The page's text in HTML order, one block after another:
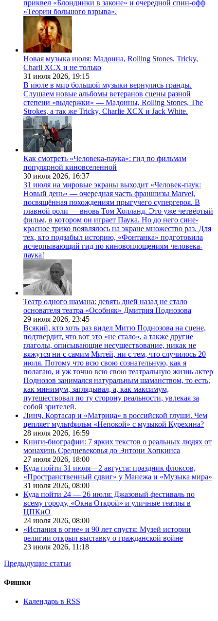
приквел «Блондинки в законе» и очередной спин-офф
«Теории большого взрыва».
Новая музыка июля: Мадонна, Rolling Stones, Tricky,
Charli XCX и не только
31 июля 2026, 19:15
В июле в мир большой музыки вернулись гранды.
Слушаем новые альбомы ветеранов сцены разной
степени «выдержки» — Мадонны, Rolling Stones, The
Strokes, а так же Tricky, Charlie XCX и Jack White.
Как смотреть «Человека-паука»: гид по фильмам
популярной киновселенной
30 июля 2026, 16:37
31 июля на мировые экраны выходит «Человек-паук:
Новый день» — очередная часть франшизы Marvel,
посвящённая похождениям прыгучего супергероя. В
главной роли — вновь Том Холланд. Это уже четвёртый
фильм, в котором он играет Паука. Но до него сине-
красное трико появлялось на экране множество раз. Для
тех, кто подзабыл историю, «Фонтанка» подготовила
исчерпывающий гид по киновоплощениям человека-
паука!
Театр одного шамана: девять дней назад не стало
основателя театра «Особняк» Дмитрия Поднозова
29 июля 2026, 23:45
Всякий, кто хоть раз видел Митю Поднозова на сцене,
подтвердит, что вот это «не стало», а также другие
глаголы, описывающие несуществование, никак не
вяжутся ни с самим Митей, ни с тем, что случилось 20
июля. Потому что всю свою сознательную, как я
полагаю, и уж точно всю свою театральную жизнь актер
Поднозов занимался натуральным шаманством, то есть,
как минимум, заглядывал, а, как максимум,
путешествовал по ту сторону реальности, увлекая за
собой зрителей.
Линч, Кортасар и «Матрица» в российской глуши. Чем
цепляет мультфильм «Непокой» с музыкой Курехина?
28 июля 2026, 16:59
Книги-биографии: 7 ярких текстов о реальных людях от
монахинь Средневековья до Энтони Хопкинса
27 июля 2026, 18:00
Куда пойти 31 июля—2 августа: праздник флоксов,
«Пространственный сдвиг» у Манежа и «Музыка мира»
31 июля 2026, 08:00
Куда пойти 24 — 26 июля: Джазовый фестиваль по
всему городу, «Окна Открой» и уличные театры в
ЦПКиО
24 июля 2026, 08:00
«Испания в огне» и 90 лет спустя: Музей истории
религии открыл выставку о гражданской войне
23 июля 2026, 11:18
Предыдущие статьи
Фишки
Календарь в RSS